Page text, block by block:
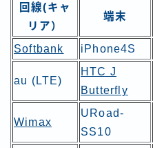
回線(キャ
リア）
端末
Softbank iPhone4S
au (LTE)
HTC J
Butterfly
Wimax
URoad-
SS10